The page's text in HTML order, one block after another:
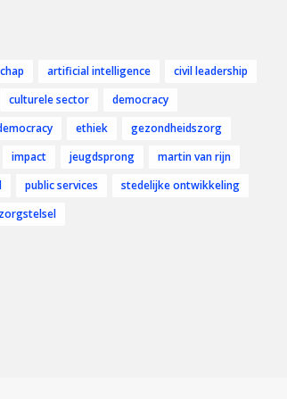
artificial intelligence
civil leadership
culturele sector
democracy
ethiek
gezondheidszorg
impact jeugdsprong
martin van rijn
public services
stedelijke ontwikkeling
zorgstelsel